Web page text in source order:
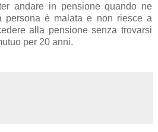
andare in pensione quando ne
persona è malata e non riesce a
alla pensione senza trovarsi
per 20 anni.